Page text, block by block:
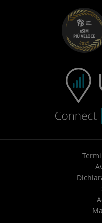
Risoluzione dei problemi
Centro assistenza
Contatta l’assistenza